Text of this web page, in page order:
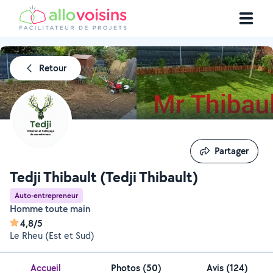
Retour
Tedji Thibault (Tedji Thibault)
Auto-entrepreneur
Homme toute main
4,8/5
Le Rheu (Est et Sud)
Partager
Partager
Accueil Photos (50) Avis (124)